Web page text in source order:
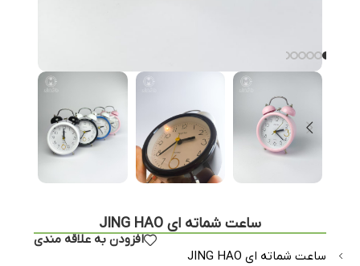
ساعت شماته ای JING HAO
افزودن به علاقه مندی
ساعت شماته ای JING HAO